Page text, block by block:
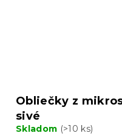
Obliečky z
sivé
Skladom (>10 ks)